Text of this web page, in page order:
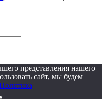
представления нашего
сайт, мы будем
Политика